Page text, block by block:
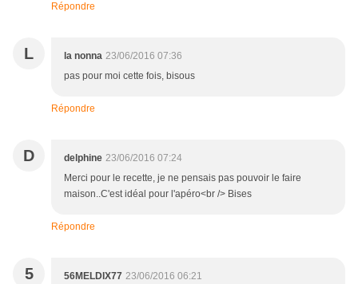
Répondre
L la nonna 23/06/2016 07:36
pas pour moi cette fois, bisous
Répondre
D delphine 23/06/2016 07:24
Merci pour le recette, je ne pensais pas pouvoir le faire
maison..C'est idéal pour l'apéro<br /> Bises
Répondre
5 56MELDIX77 23/06/2016 06:21